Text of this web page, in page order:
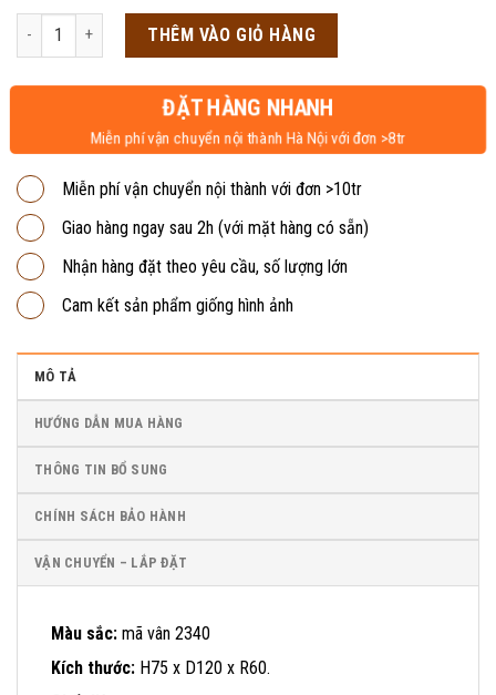
là:
900,000₫.
tại
là:
850,000₫.
Bàn nhân viên hộc treo có phím 1m2 BVP11 số lượng
THÊM VÀO GIỎ HÀNG
ĐẶT HÀNG NHANH
Miễn phí vận chuyển nội thành Hà Nội với đơn >8tr
Miễn phí vận chuyển nội thành với đơn >10tr
Giao hàng ngay sau 2h (với mặt hàng có sẵn)
Nhận hàng đặt theo yêu cầu, số lượng lớn
Cam kết sản phẩm giống hình ảnh
MÔ TẢ
HƯỚNG DẪN MUA HÀNG
THÔNG TIN BỔ SUNG
CHÍNH SÁCH BẢO HÀNH
VẬN CHUYỂN – LẮP ĐẶT
Màu sắc: mã vân 2340
Kích thước: H75 x D120 x R60.